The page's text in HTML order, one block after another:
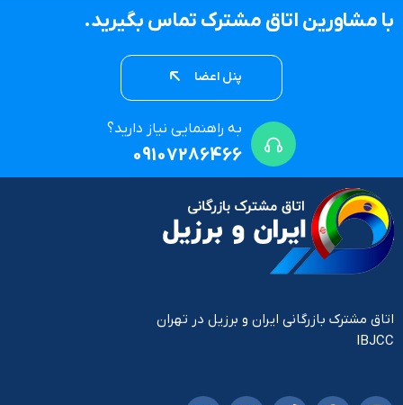
با مشاورین اتاق مشترک تماس بگیرید.
پنل اعضا
به راهنمایی نیاز دارید؟
09107286466
اتاق مشترک بازرگانی ایران و برزیل در تهران
IBJCC